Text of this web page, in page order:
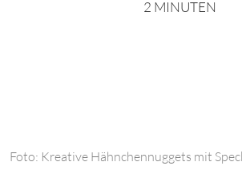
2 MINUTEN
Foto: Kreative Hähnchennuggets mit